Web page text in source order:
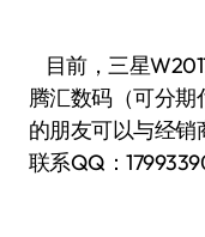
目前，三星
腾汇数码（可分期
的朋友可以与经销
联系QQ：